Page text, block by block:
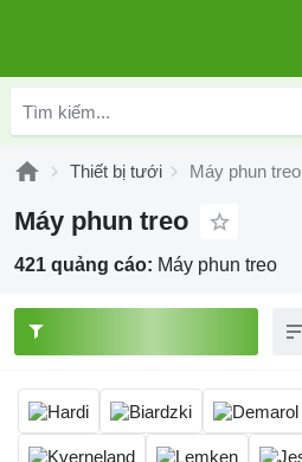
Thiết bị tưới Máy phun treo
Máy phun treo
421 quảng cáo: Máy phun treo